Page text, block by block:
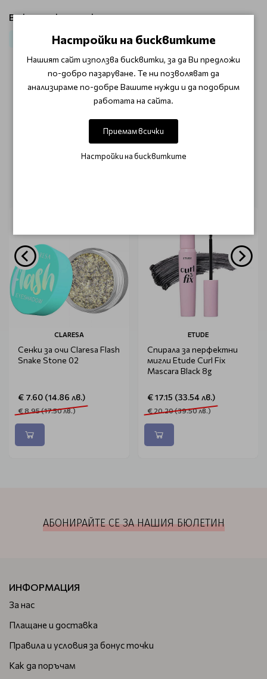
Виж продукти от категория:
Мигли и вежди Очи
ОТЗИВИ (0)
НАПИШЕТЕ ОТЗИВ
CLARESA
Сенки за очи Claresa Flash
Snake Stone 02
€ 7.60 (14.86 лв.)
€ 8.95 (17.50 лв.)
ETUDE
Спирала за перфектни
мигли Etude Curl Fix
Mascara Black 8g
€ 17.15 (33.54 лв.)
€ 20.20 (39.50 лв.)
АБОНИРАЙТЕ СЕ ЗА НАШИЯ БЮЛЕТИН
ИНФОРМАЦИЯ
За нас
Плащане и доставка
Правила и условия за бонус точки
Как да поръчам
Настройки на бисквитките
Нашият сайт използва бисквитки, за да Ви предложи
по-добро пазаруване. Те ни позволяват да
анализираме по-добре Вашите нужди и да подобрим
работата на сайта.
Приемам всички
Настройки на бисквитките